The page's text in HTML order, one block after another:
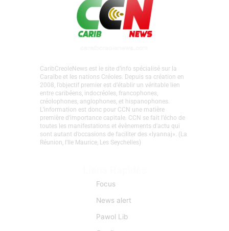
CaribCreoleNews est le site d’info spécialisé sur la
Caraïbe et les nations Créoles. Depuis sa création en
2008, l’objectif premier est d’établir un véritable lien
entre caribéens, indocréoles, francophones,
créolophones, anglophones, et hispanophones.
L’information est donc pour CCN une matière
première d’importance capitale. CCN se fait l’écho de
toutes les manifestations et évènements d'actu qui
sont autant d’occasions de faciliter des «lyannaj». (La
Réunion, l'Ile Maurice, Les Seychelles)
Focus
News alert
Pawol Lib